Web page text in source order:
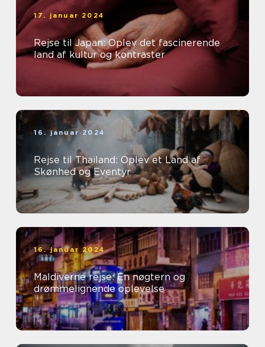
17. januar 2024
Rejse til Japan: Oplev det fascinerende
land af kultur og kontraster
16. januar 2024
Rejse til Thailand: Oplev et Land af
Skønhed og Eventyr
16. januar 2024
Maldiverne rejse: En nøgtern og
drømmelignende oplevelse